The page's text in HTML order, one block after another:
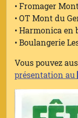
• Fromager
• OT Mont du
• Harmonica en
• Boulangerie
Vous pouvez
présentation au